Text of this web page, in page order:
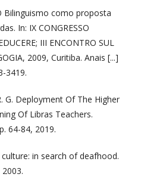
Bilinguismo como proposta
In: IX CONGRESSO
III ENCONTRO SUL
2009, Curitiba. Anais [...]
3419.
G. Deployment Of The Higher
Of Libras Teachers.
64-84, 2019.
in search of deafhood.